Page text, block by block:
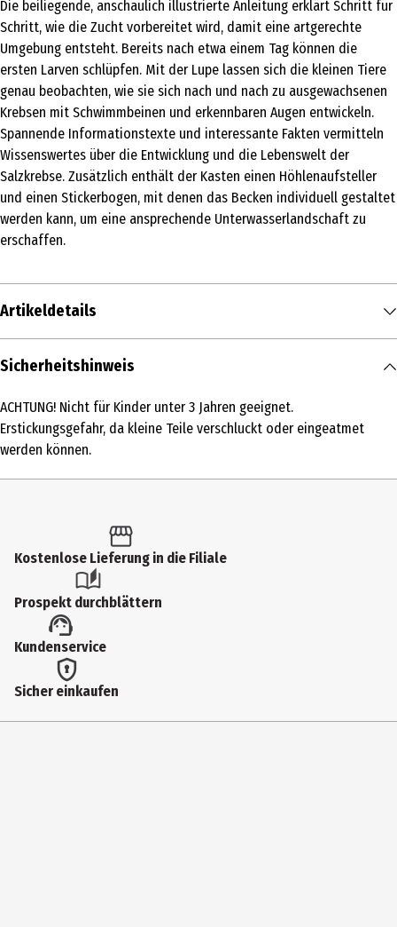
Die beiliegende, anschaulich illustrierte Anleitung erklärt Schritt für
Schritt, wie die Zucht vorbereitet wird, damit eine artgerechte
Umgebung entsteht. Bereits nach etwa einem Tag können die
ersten Larven schlüpfen. Mit der Lupe lassen sich die kleinen Tiere
genau beobachten, wie sie sich nach und nach zu ausgewachsenen
Krebsen mit Schwimmbeinen und erkennbaren Augen entwickeln.
Spannende Informationstexte und interessante Fakten vermitteln
Wissenswertes über die Entwicklung und die Lebenswelt der
Salzkrebse. Zusätzlich enthält der Kasten einen Höhlenaufsteller
und einen Stickerbogen, mit denen das Becken individuell gestaltet
werden kann, um eine ansprechende Unterwasserlandschaft zu
erschaffen.
Artikeldetails
Inhalt
Produkttyp
Sonstige Natur Kästen
Altersempfehlung ab
Artikelnummer des Herstellers
654160
Lizenz (spw)
KOSMOS Experimentierkästen
Zielgruppe
Grundschüler
Hersteller
Sicherheitshinweis
ACHTUNG! Nicht für Kinder unter 3 Jahren geeignet.
Erstickungsgefahr, da kleine Teile verschluckt oder eingeatmet
werden können.
Kostenlose Lieferung in die Filiale
Prospekt durchblättern
Kundenservice
Sicher einkaufen